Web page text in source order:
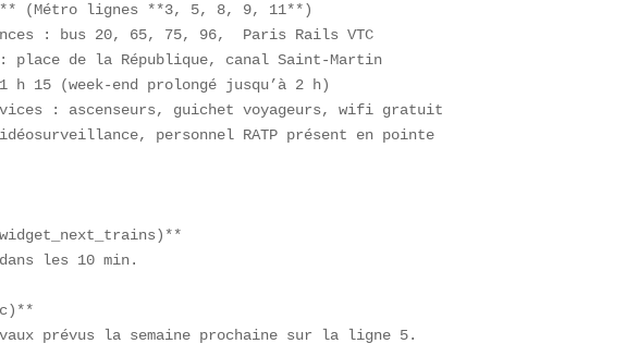
(Métro lignes **3, 5, 8, 9, 11**)
: bus 20, 65, 75, 96,  Paris Rails VTC
place de la République, canal Saint-Martin
h 15 (week-end prolongé jusqu’à 2 h)
: ascenseurs, guichet voyageurs, wifi gratuit
personnel RATP présent en pointe
dans les 10 min.
prévus la semaine prochaine sur la ligne 5.